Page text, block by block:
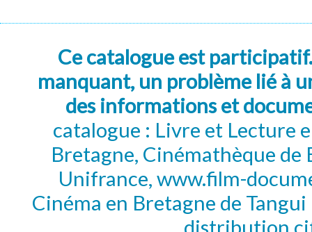
Ce catalogue est
manquant, un problème lié à
des informations et
catalogue : Livre et Lecture
Bretagne, Cinémathèque de
Unifrance, www.film-
Cinéma en Bretagne de
distribution